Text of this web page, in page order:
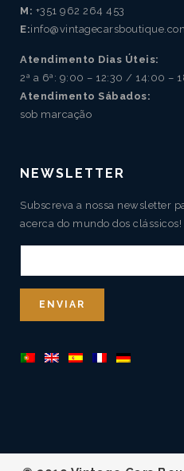
M: +351 962 264 453
E:
Atendimento Dias Úteis:
2ª a 6ª: 9:00 – 12:30 / 14:00 –
Atendimento Sábados:
sob marcação
NEWSLETTER
Subscreva a nossa newsletter
acerca do mundo dos clássicos!